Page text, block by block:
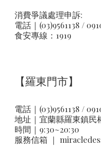
消費爭議處理申訴:
電話｜(03)9561138 /
食安專線：1919
【羅東門市】
電話｜(03)9561138 /
地址｜ 宜蘭縣羅東鎮民
時間｜9:30~20:30
服務信箱 ｜